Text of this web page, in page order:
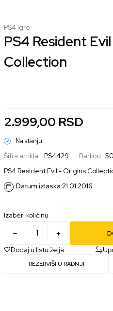
PS4 igre
PS4 Resident
Collection
2.999,00 RSD
Na stanju
Šifra artikla: PS4429 Barkod:
PS4 Resident Evil - Origins
Datum izlaska:21.01.2016
Izaberi količinu
Dodaj u listu želja
REZERVIŠI U RADNJI